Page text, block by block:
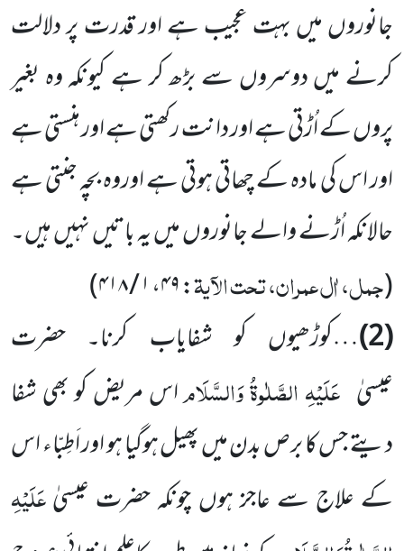
جانوروں میں بہت عجیب ہے اور قدرت پر دلالت
کرنے میں دوسروں سے بڑھ کر ہے کیونکہ وہ بغیر
پروں کے اُڑتی ہے اور دانت رکھتی ہے اور ہنستی ہے
اور اس کی مادہ کے چھاتی ہوتی ہے اوروہ بچہ جنتی ہے
حالانکہ اُڑنے والے جانوروں میں یہ باتیں نہیں ہیں۔
(جمل، اٰل عمران، تحت الآیۃ: ۴۹، ۱ / ۴۱۸)
(2) …کوڑھیوں کو شفایاب کرنا۔ حضرت
عیسیٰ عَلَیْہِ الصَّلٰوۃُ وَالسَّلَاماس مریض کو بھی شفا
دیتے جس کا برص بدن میں پھیل ہوگیا ہو اور اَطِبّاء اس
کے علاج سے عاجز ہوں چونکہ حضرت عیسیٰعَلَیْہِ